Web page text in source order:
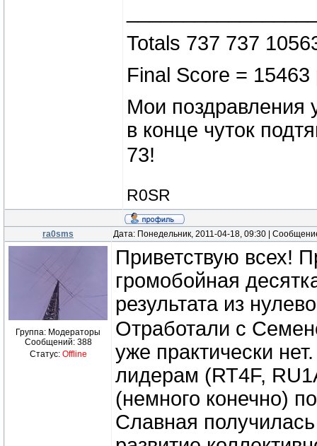
Totals 737 737
Final Score = 15463
Мои поздравления
в конце чуток
73!
R0SR
ra0sms Дата: Понедельник, 2011-04-18, 09:30 |
Группа: Модераторы
Сообщений: 388
Статус: Offline
Приветствую всех!
громобойная
результата из
Отработали с
уже практически
лидерам (RT4F,
(немного конечно)
Славная